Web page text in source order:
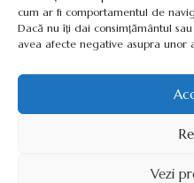
cum ar fi comportamentul de
Dacă nu îți dai consimțământul
avea afecte negative asupra unor
Vezi
Termeni, Condiții &